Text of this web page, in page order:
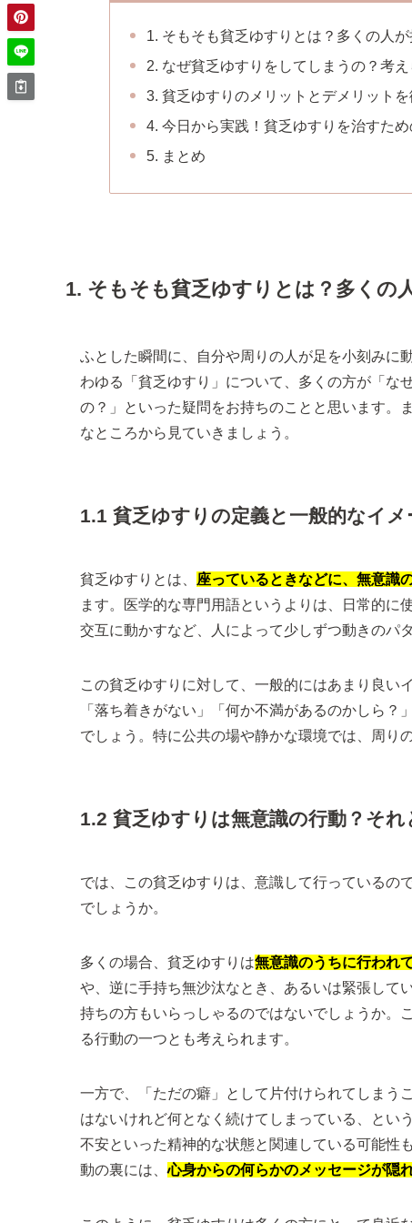
1. そもそも貧乏ゆすりとは？多くの人が
2. なぜ貧乏ゆすりをしてしまうの？考
3. 貧乏ゆすりのメリットとデメリットを
4. 今日から実践！貧乏ゆすりを治すた
5. まとめ
1. そもそも貧乏ゆすりとは？多くの
ふとした瞬間に、自分や周りの人が足を小刻みに
わゆる「貧乏ゆすり」について、多くの方が「な
の？」といった疑問をお持ちのことと思います。
なところから見ていきましょう。
1.1 貧乏ゆすりの定義と一般的なイメ
貧乏ゆすりとは、 座っているときなどに、無意識
ます。医学的な専門用語というよりは、日常的に
交互に動かすなど、人によって少しずつ動きのパ
この貧乏ゆすりに対して、一般的にはあまり良い
「落ち着きがない」「何か不満があるのかしら？
でしょう。特に公共の場や静かな環境では、周り
1.2 貧乏ゆすりは無意識の行動？それ
では、この貧乏ゆすりは、意識して行っているの
でしょうか。
多くの場合、貧乏ゆすりは無意識のうちに行われ
や、逆に手持ち無沙汰なとき、あるいは緊張して
持ちの方もいらっしゃるのではないでしょうか。
る行動の一つとも考えられます。
一方で、「ただの癖」として片付けられてしまう
はないけれど何となく続けてしまっている、とい
不安といった精神的な状態と関連している可能性
動の裏には、心身からの何らかのメッセージが隠